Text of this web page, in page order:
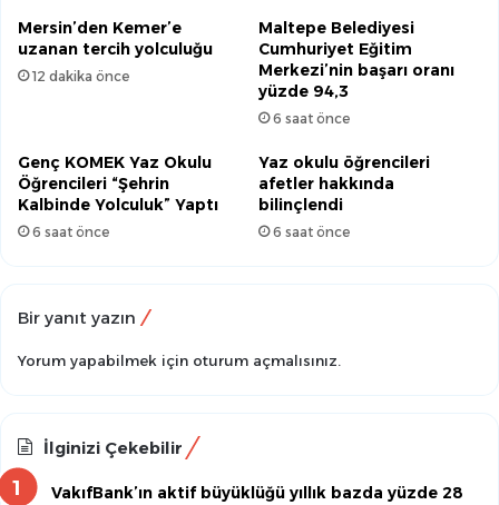
Mersin’den Kemer’e
uzanan tercih yolculuğu
12 dakika önce
Maltepe Belediyesi
Cumhuriyet Eğitim
Merkezi’nin başarı oranı
yüzde 94,3
6 saat önce
Genç KOMEK Yaz Okulu
Öğrencileri “Şehrin
Kalbinde Yolculuk” Yaptı
6 saat önce
Yaz okulu öğrencileri
afetler hakkında
bilinçlendi
6 saat önce
Bir yanıt yazın
Yorum yapabilmek için oturum açmalısınız.
İlginizi Çekebilir
VakıfBank’ın aktif büyüklüğü yıllık bazda yüzde 28